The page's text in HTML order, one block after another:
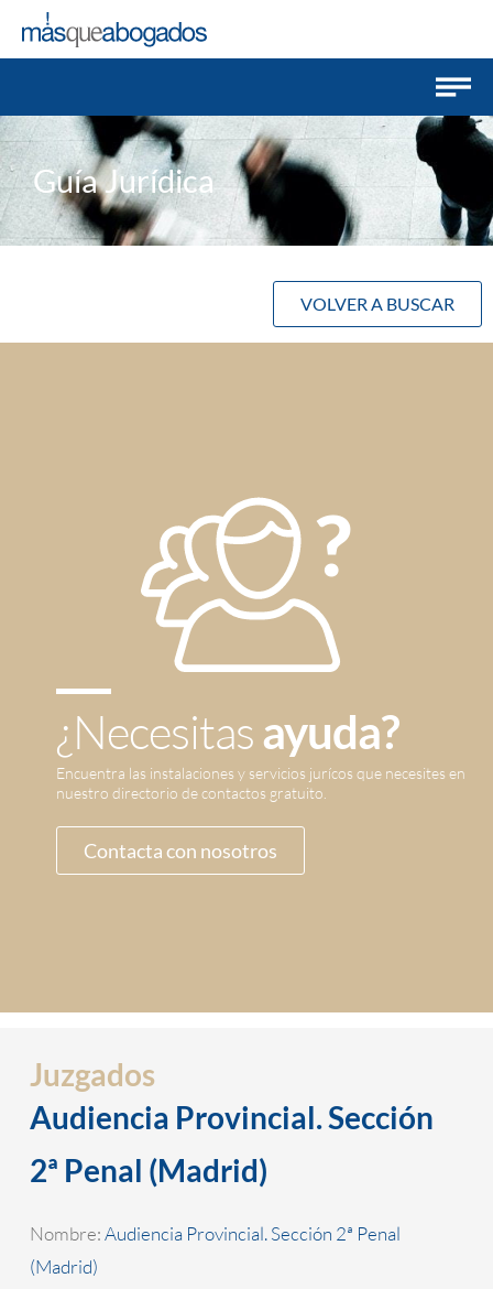
Guía Jurídica
VOLVER A BUSCAR
¿Necesitasayuda?
Encuentra las instalaciones y servicios jurícos que necesites en
nuestro directorio de contactos gratuito.
Contacta con nosotros
Juzgados
Audiencia Provincial. Sección
2ª Penal (Madrid)
Nombre:Audiencia Provincial. Sección 2ª Penal
(Madrid)